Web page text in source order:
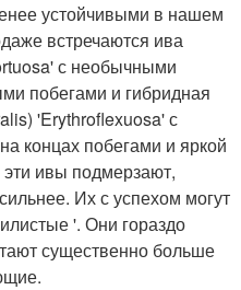
устойчивыми в нашем
встречаются ива
с необычными
побегами и гибридная
'Erythroflexuosa' с
концах побегами и яркой
ивы подмерзают,
Их с успехом могут
'. Они гораздо
существенно больше